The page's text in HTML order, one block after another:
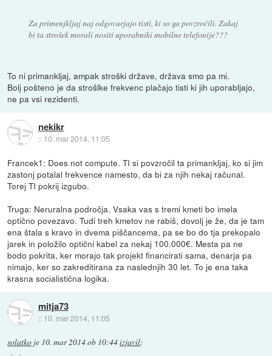
Za primenjkljaj naj odgovarjajo tisti, ki so ga povzročili. Zakaj
bi ta strošek morali nositi uporabniki mobilne telefonije???
To ni primankljaj, ampak stroški države, država smo pa mi.
Bolj pošteno je da strošlke frekvenc plačajo tisti ki jih uporabljajo,
ne pa vsi rezidenti.
nekikr
:: 10. mar 2014, 11:05
Francek1: Does not compute. TI si povzročil ta primankljaj, ko si jim
zastonj potalal frekvence namesto, da bi za njih nekaj računal.
Torej TI pokrij izgubo.
Truga: Neruralna področja. Vsaka vas s tremi kmeti bo imela
optično povezavo. Tudi treh kmetov ne rabiš, dovolj je že, da je tam
ena štala s kravo in dvema piščancema, pa se bo do tja prekopalo
jarek in položilo optični kabel za nekaj 100.000€. Mesta pa ne
bodo pokrita, ker morajo tak projekt financirati sama, denarja pa
nimajo, ker so zakreditirana za naslednjih 30 let. To je ena taka
krasna socialistična logika.
mitja73
:: 10. mar 2014, 11:05
solatko je 10. mar 2014 ob 10:44izjavil: